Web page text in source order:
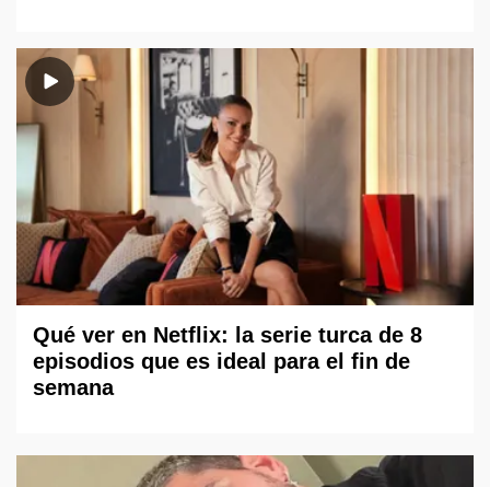
Qué ver en Netflix: la serie turca de 8
episodios que es ideal para el fin de
semana